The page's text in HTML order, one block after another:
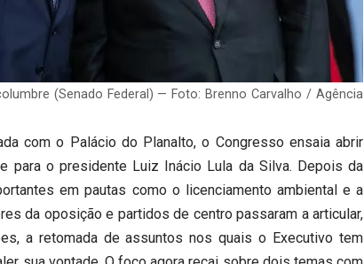
(Senado Federal) — Foto: Brenno Carvalho / Agência
com o Palácio do Planalto, o Congresso ensaia abrir
para o presidente Luiz Inácio Lula da Silva. Depois da
em pautas como o licenciamento ambiental e a
da oposição e partidos de centro passaram a articular,
a retomada de assuntos nos quais o Executivo tem